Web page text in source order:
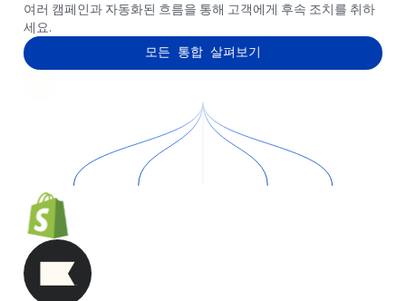
여러 캠페인과 자동화된 흐름을 통해 고객에게 후속 조치를 취하
세요.
모든 통합 살펴보기